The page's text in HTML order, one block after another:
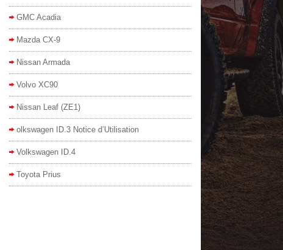
GMC Acadia
Mazda CX-9
Nissan Armada
Volvo XC90
Nissan Leaf (ZE1)
olkswagen ID.3 Notice d’Utilisation
Volkswagen ID.4
Toyota Prius